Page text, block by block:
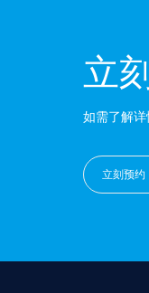
立
如需了解详
立刻预约